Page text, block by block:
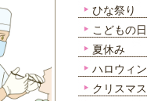
ひな祭り
こどもの日
夏休み
ハロウィン
クリスマス